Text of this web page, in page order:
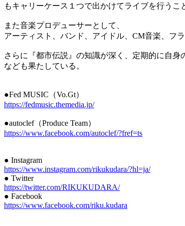
もキャリーケース１つで出かけてライブを行うこ
また音楽プロデューサーとして、
アーティスト、バンド、アイドル、CM音楽、フ
さらに『都市伝説』の知識が深く、定期的に自
なども果たしている。
●Fed MUSIC（Vo.Gt）
https://fedmusic.themedia.jp/
●autoclef（Produce Team）
https://www.facebook.com/autoclef/?fref=ts
● Instagram
https://www.instagram.com/rikukudara/?hl=ja/
● Twitter
https://twitter.com/RIKUKUDARA/
● Facebook
https://www.facebook.com/riku.kudara